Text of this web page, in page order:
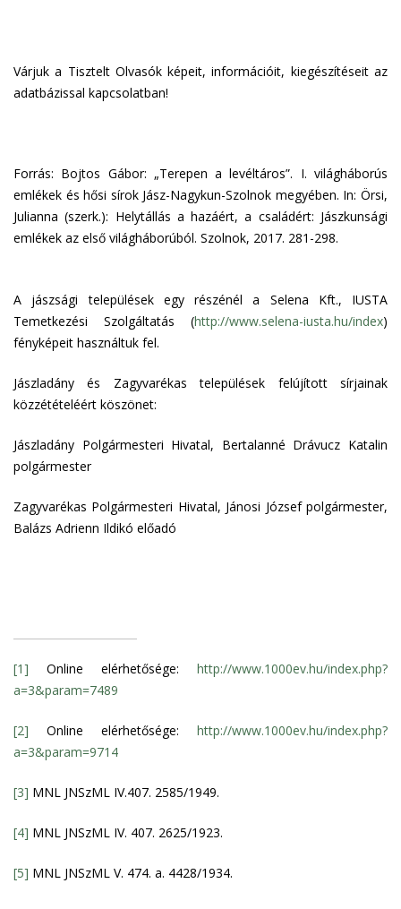
Várjuk a Tisztelt Olvasók képeit, információit, kiegészítéseit az
adatbázissal kapcsolatban!
Forrás: Bojtos Gábor: „Terepen a levéltáros”. I. világháborús
emlékek és hősi sírok Jász-Nagykun-Szolnok megyében. In: Örsi,
Julianna (szerk.): Helytállás a hazáért, a családért: Jászkunsági
emlékek az első világháborúból. Szolnok, 2017. 281-298.
A jászsági települések egy részénél a Selena Kft., IUSTA
Temetkezési Szolgáltatás (http://www.selena-iusta.hu/index)
fényképeit használtuk fel.
Jászladány és Zagyvarékas települések felújított sírjainak
közzétételéért köszönet:
Jászladány Polgármesteri Hivatal, Bertalanné Drávucz Katalin
polgármester
Zagyvarékas Polgármesteri Hivatal, Jánosi József polgármester,
Balázs Adrienn Ildikó előadó
[1] Online elérhetősége: http://www.1000ev.hu/index.php?
a=3&param=7489
[2] Online elérhetősége: http://www.1000ev.hu/index.php?
a=3&param=9714
[3] MNL JNSzML IV.407. 2585/1949.
[4] MNL JNSzML IV. 407. 2625/1923.
[5] MNL JNSzML V. 474. a. 4428/1934.